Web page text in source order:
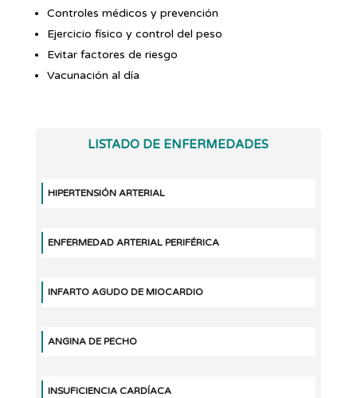
Controles médicos y prevención
Ejercicio físico y control del peso
Evitar factores de riesgo
Vacunación al día
LISTADO DE ENFERMEDADES
HIPERTENSIÓN ARTERIAL
ENFERMEDAD ARTERIAL PERIFÉRICA
INFARTO AGUDO DE MIOCARDIO
ANGINA DE PECHO
INSUFICIENCIA CARDÍACA